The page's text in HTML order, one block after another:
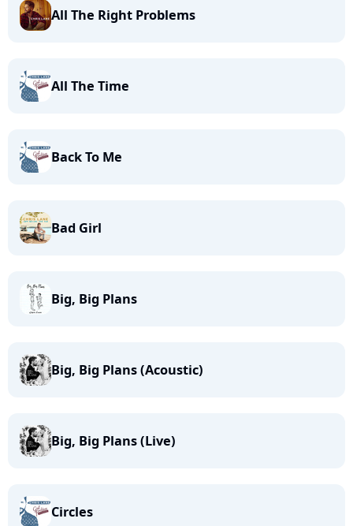
All The Right Problems
All The Time
Back To Me
Bad Girl
Big, Big Plans
Big, Big Plans (Acoustic)
Big, Big Plans (Live)
Circles